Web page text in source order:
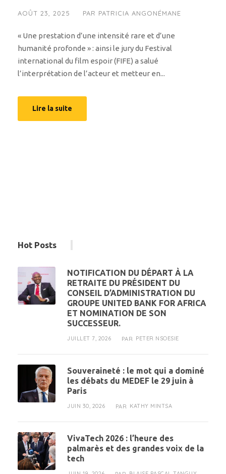
AOÛT 23, 2025 PAR PATRICIA ANGONÉMANE
« Une prestation d’une intensité rare et d’une
humanité profonde » : ainsi le jury du Festival
international du film espoir (FIFE) a salué
l’interprétation de l’acteur et metteur en...
Lire la suite
Hot Posts
NOTIFICATION DU DÉPART À LA
RETRAITE DU PRÉSIDENT DU
CONSEIL D’ADMINISTRATION DU
GROUPE UNITED BANK FOR AFRICA
ET NOMINATION DE SON
SUCCESSEUR.
JUILLET 7, 2026 PAR PETER NSOESIE
Souveraineté : le mot qui a dominé
les débats du MEDEF le 29 juin à
Paris
JUIN 30, 2026 PAR KATHY MINTSA
VivaTech 2026 : l’heure des
palmarès et des grandes voix de la
tech